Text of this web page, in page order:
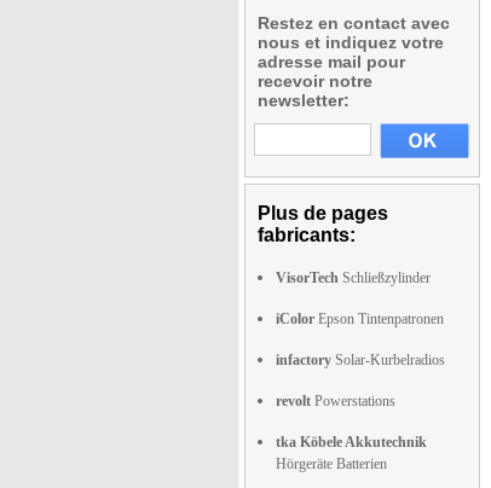
Restez en contact avec
nous et indiquez votre
adresse mail pour
recevoir notre
newsletter:
Plus de pages
fabricants:
VisorTech Schließzylinder
iColor Epson Tintenpatronen
infactory Solar-Kurbelradios
revolt Powerstations
tka Köbele Akkutechnik
Hörgeräte Batterien